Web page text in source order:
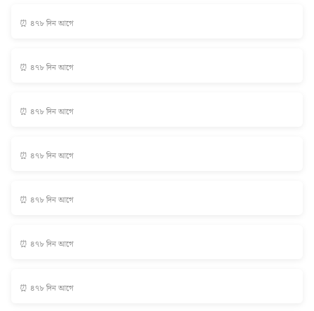
⏰ ৪৭৮ দিন আগে
⏰ ৪৭৮ দিন আগে
⏰ ৪৭৮ দিন আগে
⏰ ৪৭৮ দিন আগে
⏰ ৪৭৮ দিন আগে
⏰ ৪৭৮ দিন আগে
⏰ ৪৭৮ দিন আগে